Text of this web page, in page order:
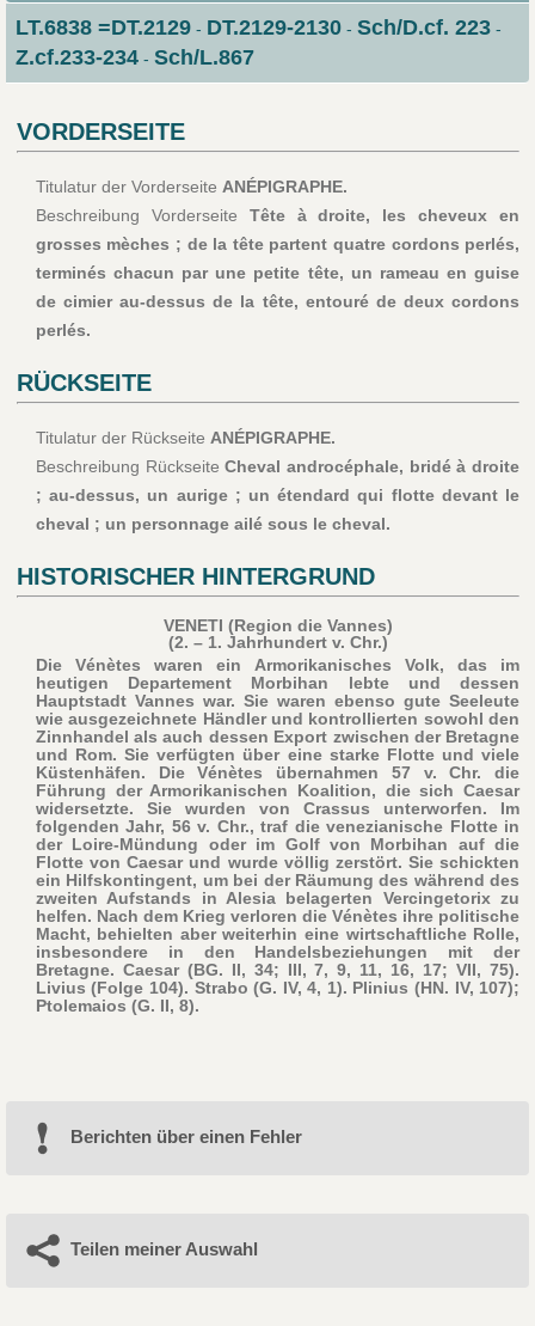
LT.6838 =DT.2129- DT.2129-2130- Sch/D.cf. 223-
Z.cf.233-234- Sch/L.867
VORDERSEITE
Titulatur der Vorderseite ANÉPIGRAPHE.
Beschreibung Vorderseite Tête à droite, les cheveux en
grosses mèches ; de la tête partent quatre cordons perlés,
terminés chacun par une petite tête, un rameau en guise
de cimier au-dessus de la tête, entouré de deux cordons
perlés.
RÜCKSEITE
Titulatur der Rückseite ANÉPIGRAPHE.
Beschreibung RückseiteCheval androcéphale, bridé à droite
; au-dessus, un aurige ; un étendard qui flotte devant le
cheval ; un personnage ailé sous le cheval.
HISTORISCHER HINTERGRUND
VENETI (Region die Vannes)
(2. – 1. Jahrhundert v. Chr.)
Die Vénètes waren ein Armorikanisches Volk, das im
heutigen Departement Morbihan lebte und dessen
Hauptstadt Vannes war. Sie waren ebenso gute Seeleute
wie ausgezeichnete Händler und kontrollierten sowohl den
Zinnhandel als auch dessen Export zwischen der Bretagne
und Rom. Sie verfügten über eine starke Flotte und viele
Küstenhäfen. Die Vénètes übernahmen 57 v. Chr. die
Führung der Armorikanischen Koalition, die sich Caesar
widersetzte. Sie wurden von Crassus unterworfen. Im
folgenden Jahr, 56 v. Chr., traf die venezianische Flotte in
der Loire-Mündung oder im Golf von Morbihan auf die
Flotte von Caesar und wurde völlig zerstört. Sie schickten
ein Hilfskontingent, um bei der Räumung des während des
zweiten Aufstands in Alesia belagerten Vercingetorix zu
helfen. Nach dem Krieg verloren die Vénètes ihre politische
Macht, behielten aber weiterhin eine wirtschaftliche Rolle,
insbesondere in den Handelsbeziehungen mit der
Bretagne. Caesar (BG. II, 34; III, 7, 9, 11, 16, 17; VII, 75).
Livius (Folge 104). Strabo (G. IV, 4, 1). Plinius (HN. IV, 107);
Ptolemaios (G. II, 8).
Berichten über einen Fehler
Teilen meiner Auswahl